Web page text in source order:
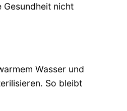
Gesundheit nicht
Wasser und
So bleibt